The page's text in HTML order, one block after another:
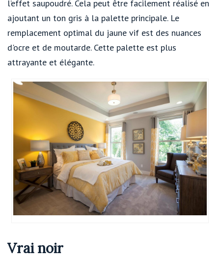
l’effet saupoudré. Cela peut être facilement réalisé en
ajoutant un ton gris à la palette principale. Le
remplacement optimal du jaune vif est des nuances
d'ocre et de moutarde. Cette palette est plus
attrayante et élégante.
Vrai noir